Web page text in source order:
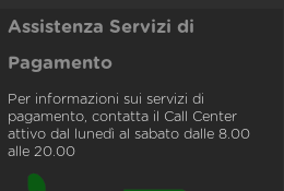
Assistenza Servizi di
Pagamento
Per informazioni sui servizi di
pagamento, contatta il Call Center
attivo dal lunedì al sabato dalle 8.00
alle 20.00